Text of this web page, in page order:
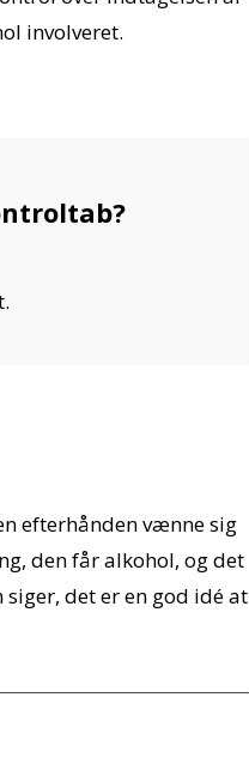
involveret.
efterhånden vænne sig
den får alkohol, og det
det er en god idé at